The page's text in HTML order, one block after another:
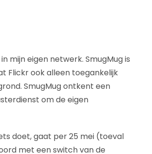
mijn eigen netwerk. SmugMug is
Flickr ook alleen toegankelijk
SmugMug ontkent een
om de eigen
doet, gaat per 25 mei (toeval
met een switch van de